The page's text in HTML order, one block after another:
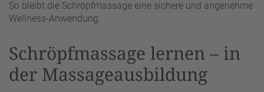
So bleibt die Schröpfmassage eine sichere und angenehme
Wellness-Anwendung.
Schröpfmassage lernen – in
der Massageausbildung